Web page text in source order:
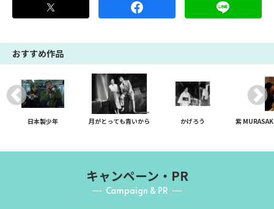
おすすめ作品
日本製少年 月がとっても青いから かげろう 紫
キャンペーン・PR
Campaign & PR